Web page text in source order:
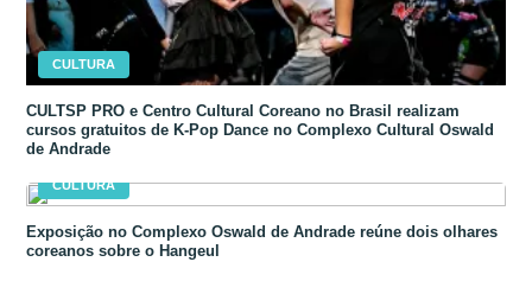
CULTURA
CULTSP PRO e Centro Cultural Coreano no Brasil realizam
cursos gratuitos de K-Pop Dance no Complexo Cultural Oswald
de Andrade
CULTURA
Exposição no Complexo Oswald de Andrade reúne dois olhares
coreanos sobre o Hangeul